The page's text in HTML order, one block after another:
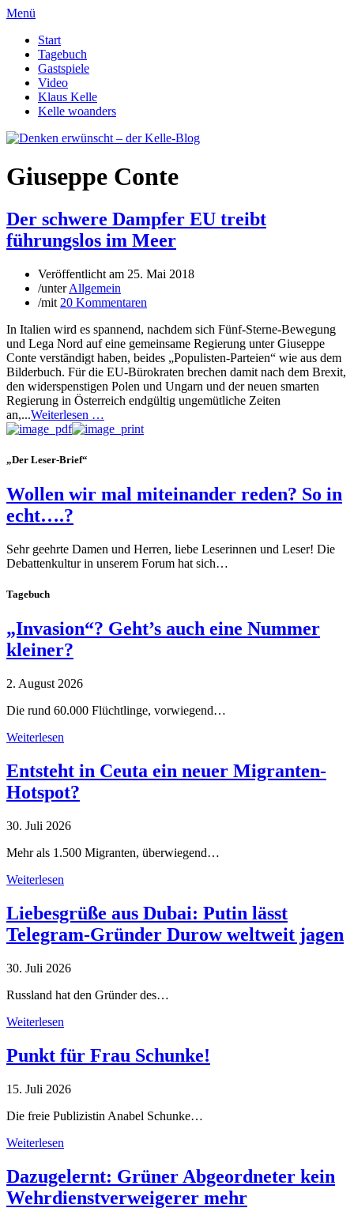
Menü
Start
Tagebuch
Gastspiele
Video
Klaus Kelle
Kelle woanders
Giuseppe Conte
Der schwere Dampfer EU treibt
führungslos im Meer
Veröffentlicht am 25. Mai 2018
/unterAllgemein
/mit 20 Kommentaren
In Italien wird es spannend, nachdem sich Fünf-Sterne-Bewegung
und Lega Nord auf eine gemeinsame Regierung unter Giuseppe
Conte verständigt haben, beides „Populisten-Parteien“ wie aus dem
Bilderbuch. Für die EU-Bürokraten brechen damit nach dem Brexit,
den widerspenstigen Polen und Ungarn und der neuen smarten
Regierung in Österreich endgültig ungemütliche Zeiten
an,...Weiterlesen …
„Der Leser-Brief“
Wollen wir mal miteinander reden? So in
echt….?
Sehr geehrte Damen und Herren, liebe Leserinnen und Leser! Die
Debattenkultur in unserem Forum hat sich…
Tagebuch
„Invasion“? Geht’s auch eine Nummer
kleiner?
2. August 2026
Die rund 60.000 Flüchtlinge, vorwiegend…
Weiterlesen
Entsteht in Ceuta ein neuer Migranten-
Hotspot?
30. Juli 2026
Mehr als 1.500 Migranten, überwiegend…
Weiterlesen
Liebesgrüße aus Dubai: Putin lässt
Telegram-Gründer Durow weltweit jagen
30. Juli 2026
Russland hat den Gründer des…
Weiterlesen
Punkt für Frau Schunke!
15. Juli 2026
Die freie Publizistin Anabel Schunke…
Weiterlesen
Dazugelernt: Grüner Abgeordneter kein
Wehrdienstverweigerer mehr